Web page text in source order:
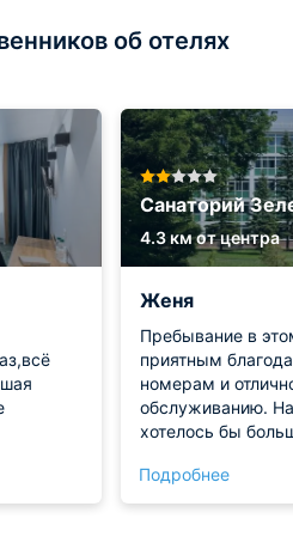
об отелях
Санаторий
4.3 км от центра
Женя
Пребывание в
приятным
номерам и
обслуживанию.
хотелось бы
были хорошо
часто
Подробнее